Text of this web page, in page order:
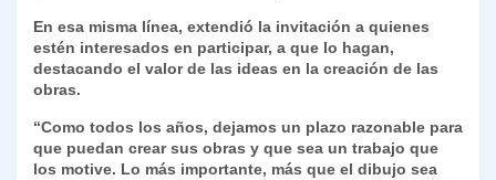
En esa misma línea, extendió la invitación a quienes
estén interesados en participar, a que lo hagan,
destacando el valor de las ideas en la creación de las
obras.
“Como todos los años, dejamos un plazo razonable para
que puedan crear sus obras y que sea un trabajo que
los motive. Lo más importante, más que el dibujo sea